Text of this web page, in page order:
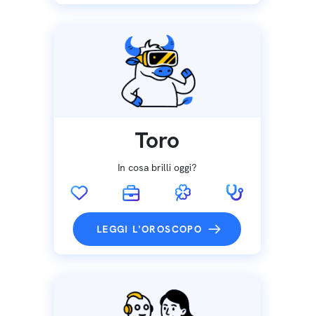
Toro
In cosa brilli oggi?
LEGGI L'OROSCOPO